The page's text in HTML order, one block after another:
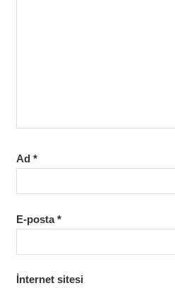
Ad *
E-posta*
İnternet sitesi